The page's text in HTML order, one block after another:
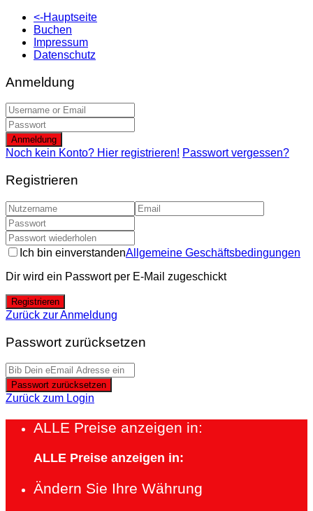
<-Hauptseite
Buchen
Impressum
Datenschutz
Anmeldung
Anmeldung
Noch kein Konto? Hier registrieren! Passwort vergessen?
Registrieren
Ich bin einverstandenAllgemeine Geschäftsbedingungen
Dir wird ein Passwort per E-Mail zugeschickt
Registrieren
Zurück zur Anmeldung
Passwort zurücksetzen
Passwort zurücksetzen
Zurück zum Login
ALLE Preise anzeigen in:
ALLE Preise anzeigen in:
Ändern Sie Ihre Währung